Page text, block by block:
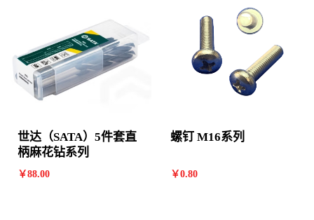
世达（SATA）5件套直
柄麻花钻系列
￥88.00
螺钉 M16系列
￥0.80